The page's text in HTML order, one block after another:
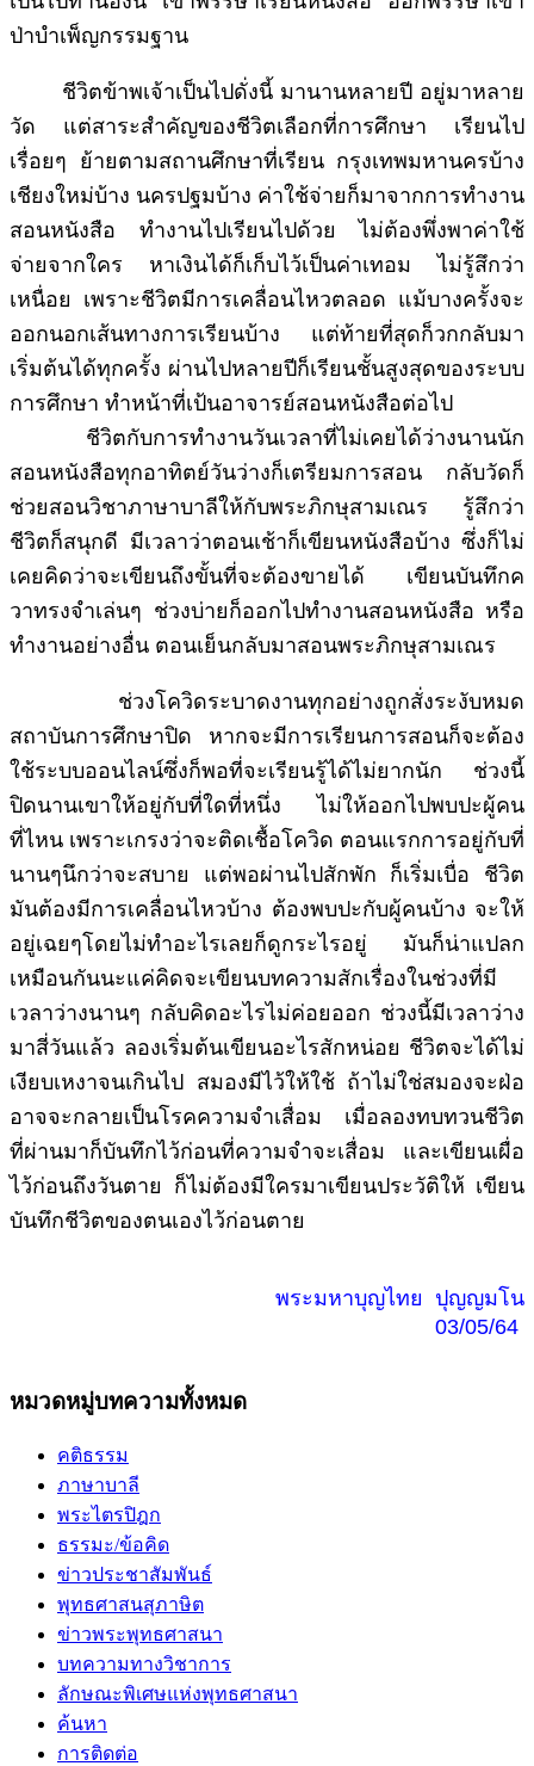
ป่าบำเพ็ญกรรมฐาน
ชีวิตข้าพเจ้าเป็นไปดั่งนี้ มานานหลายปี อยู่มาหลาย
วัด แต่สาระสำคัญของชีวิตเลือกที่การศึกษา เรียนไป
เรื่อยๆ ย้ายตามสถานศึกษาที่เรียน กรุงเทพมหานครบ้าง
เชียงใหม่บ้าง นครปฐมบ้าง ค่าใช้จ่ายก็มาจากการทำงาน
สอนหนังสือ ทำงานไปเรียนไปด้วย ไม่ต้องพึ่งพาค่าใช้
จ่ายจากใคร หาเงินได้ก็เก็บไว้เป็นค่าเทอม ไม่รู้สึกว่า
เหนื่อย เพราะชีวิตมีการเคลื่อนไหวตลอด แม้บางครั้งจะ
ออกนอกเส้นทางการเรียนบ้าง แต่ท้ายที่สุดก็วกกลับมา
เริ่มต้นได้ทุกครั้ง ผ่านไปหลายปีก็เรียนชั้นสูงสุดของระบบ
การศึกษา ทำหน้าที่เป้นอาจารย์สอนหนังสือต่อไป
ชีวิตกับการทำงานวันเวลาที่ไม่เคยได้ว่างนานนัก
สอนหนังสือทุกอาทิตย์วันว่างก็เตรียมการสอน กลับวัดก็
ช่วยสอนวิชาภาษาบาลีให้กับพระภิกษุสามเณร รู้สึกว่า
ชีวิตก็สนุกดี มีเวลาว่าตอนเช้าก็เขียนหนังสือบ้าง ซึ่งก็ไม่
เคยคิดว่าจะเขียนถึงขั้นที่จะต้องขายได้ เขียนบันทึกค
วาทรงจำเล่นๆ ช่วงบ่ายก็ออกไปทำงานสอนหนังสือ หรือ
ทำงานอย่างอื่น ตอนเย็นกลับมาสอนพระภิกษุสามเณร
ช่วงโควิดระบาดงานทุกอย่างถูกสั่งระงับหมด
สถาบันการศึกษาปิด หากจะมีการเรียนการสอนก็จะต้อง
ใช้ระบบออนไลน์ซึ่งก็พอที่จะเรียนรู้ได้ไม่ยากนัก ช่วงนี้
ปิดนานเขาให้อยู่กับที่ใดที่หนึ่ง ไม่ให้ออกไปพบปะผู้คน
ที่ไหน เพราะเกรงว่าจะติดเชื้อโควิด ตอนแรกการอยู่กับที่
นานๆนึกว่าจะสบาย แต่พอผ่านไปสักพัก ก็เริ่มเบื่อ ชีวิต
มันต้องมีการเคลื่อนไหวบ้าง ต้องพบปะกับผู้คนบ้าง จะให้
อยู่เฉยๆโดยไม่ทำอะไรเลยก็ดูกระไรอยู่ มันก็น่าแปลก
เหมือนกันนะแค่คิดจะเขียนบทความสักเรื่องในช่วงที่มี
เวลาว่างนานๆ กลับคิดอะไรไม่ค่อยออก ช่วงนี้มีเวลาว่าง
มาสี่วันแล้ว ลองเริ่มต้นเขียนอะไรสักหน่อย ชีวิตจะได้ไม่
เงียบเหงาจนเกินไป สมองมีไว้ให้ใช้ ถ้าไม่ใช่สมองจะฝ่อ
อาจจะกลายเป็นโรคความจำเสื่อม เมื่อลองทบทวนชีวิต
ที่ผ่านมาก็บันทึกไว้ก่อนที่ความจำจะเสื่อม และเขียนเผื่อ
ไว้ก่อนถึงวันตาย ก็ไม่ต้องมีใครมาเขียนประวัติให้ เขียน
บันทึกชีวิตของตนเองไว้ก่อนตาย
พระมหาบุญไทย ปุญญมโน
03/05/64
หมวดหมู่บทความทั้งหมด
คติธรรม
ภาษาบาลี
พระไตรปิฎก
ธรรมะ/ข้อคิด
ข่าวประชาสัมพันธ์
พุทธศาสนสุภาษิต
ข่าวพระพุทธศาสนา
บทความทางวิชาการ
ลักษณะพิเศษแห่งพุทธศาสนา
ค้นหา
การติดต่อ